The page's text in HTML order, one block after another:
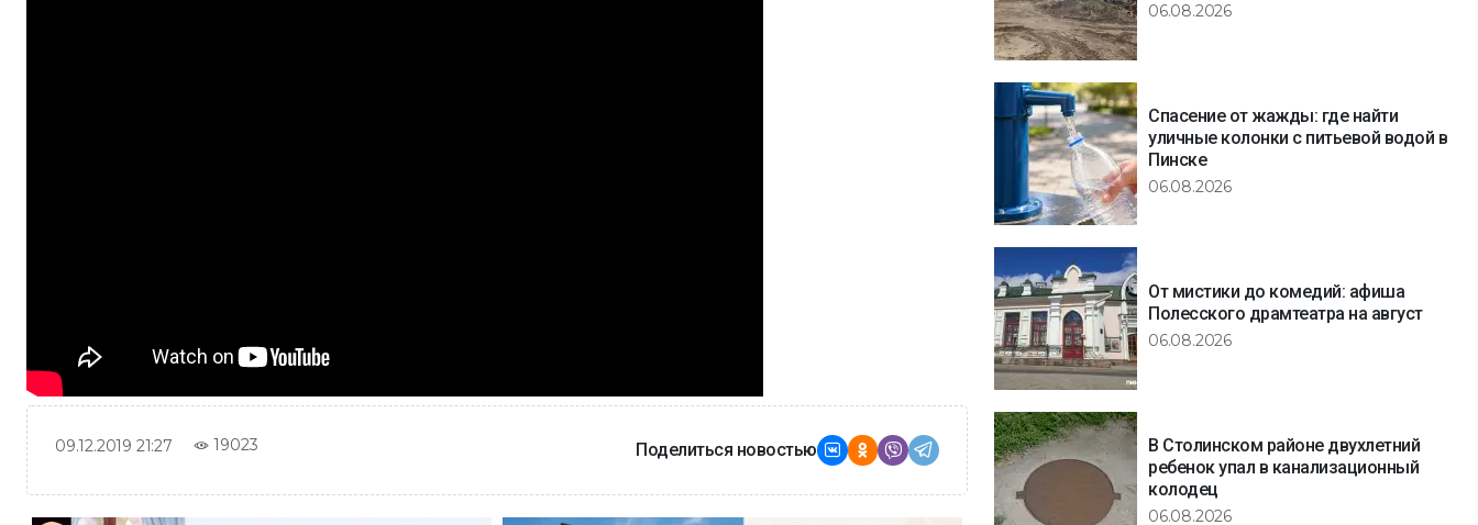
09.12.2019 21:27 19023 Поделиться новостью
06.08.2026
Спасение от жажды: где найти
уличные колонки с питьевой водой в
Пинске
06.08.2026
От мистики до комедий: афиша
Полесского драмтеатра на август
06.08.2026
В Столинском районе двухлетний
ребенок упал в канализационный
колодец
06.08.2026